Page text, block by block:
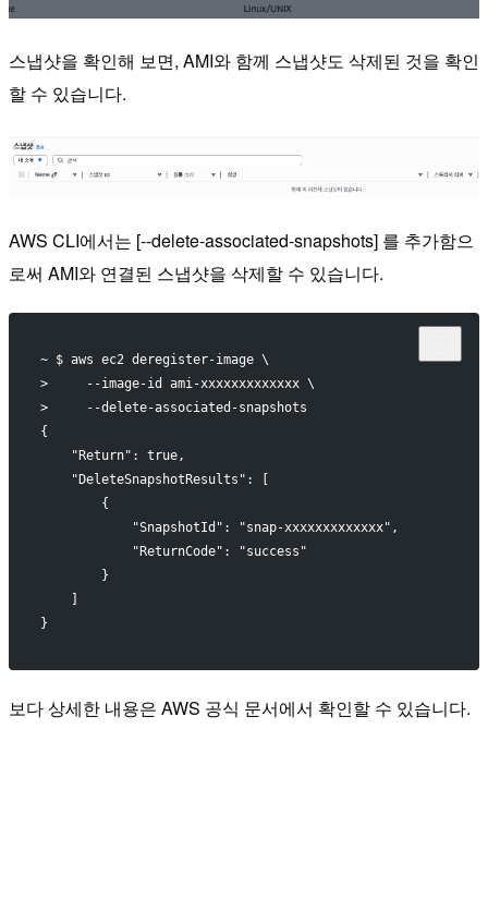
스냅샷을 확인해 보면, AMI와 함께 스냅샷도 삭제된 것을 확인
할 수 있습니다.
AWS CLI에서는 [--delete-associated-snapshots] 를 추가함으
로써 AMI와 연결된 스냅샷을 삭제할 수 있습니다.
~ $ aws ec2 deregister-image \
>     --image-id ami-xxxxxxxxxxxxx \
>     --delete-associated-snapshots
{
    "Return": true,
    "DeleteSnapshotResults": [
        {
            "SnapshotId": "snap-xxxxxxxxxxxxx",
            "ReturnCode": "success"
        }
    ]
}
보다 상세한 내용은 AWS 공식 문서에서 확인할 수 있습니다.